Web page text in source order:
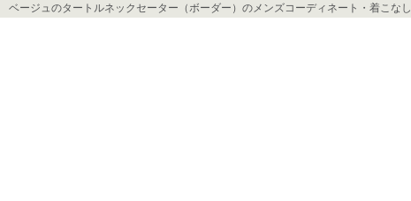
ベージュのタートルネックセーター（ボーダー）のメンズコーディネート・着こなし